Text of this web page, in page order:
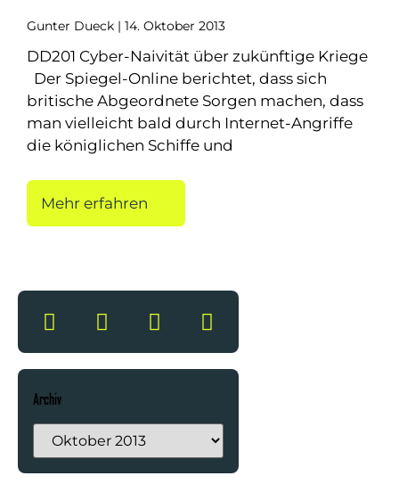
Gunter Dueck 14. Oktober 2013
DD201 Cyber-Naivität über zukünftige Kriege
Der Spiegel-Online berichtet, dass sich
britische Abgeordnete Sorgen machen, dass
man vielleicht bald durch Internet-Angriffe
die königlichen Schiffe und
Mehr erfahren
Archiv